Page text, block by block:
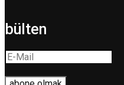
bülten